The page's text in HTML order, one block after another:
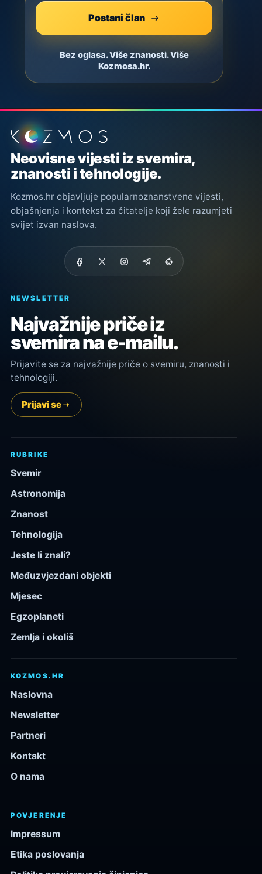
Postani član
Bez oglasa. Više znanosti. Više
Kozmosa.hr.
Podnožje stranice
Neovisne vijesti iz svemira,
znanosti i tehnologije.
Kozmos.hr objavljuje popularnoznanstvene vijesti,
objašnjenja i kontekst za čitatelje koji žele razumjeti
svijet izvan naslova.
NEWSLETTER
Najvažnije priče iz
svemira na e-mailu.
Prijavite se za najvažnije priče o svemiru, znanosti i
tehnologiji.
Prijavi se
RUBRIKE
Svemir
Astronomija
Znanost
Tehnologija
Jeste li znali?
Međuzvjezdani objekti
Mjesec
Egzoplaneti
Zemlja i okoliš
KOZMOS.HR
Naslovna
Newsletter
Partneri
Kontakt
O nama
POVJERENJE
Impressum
Etika poslovanja